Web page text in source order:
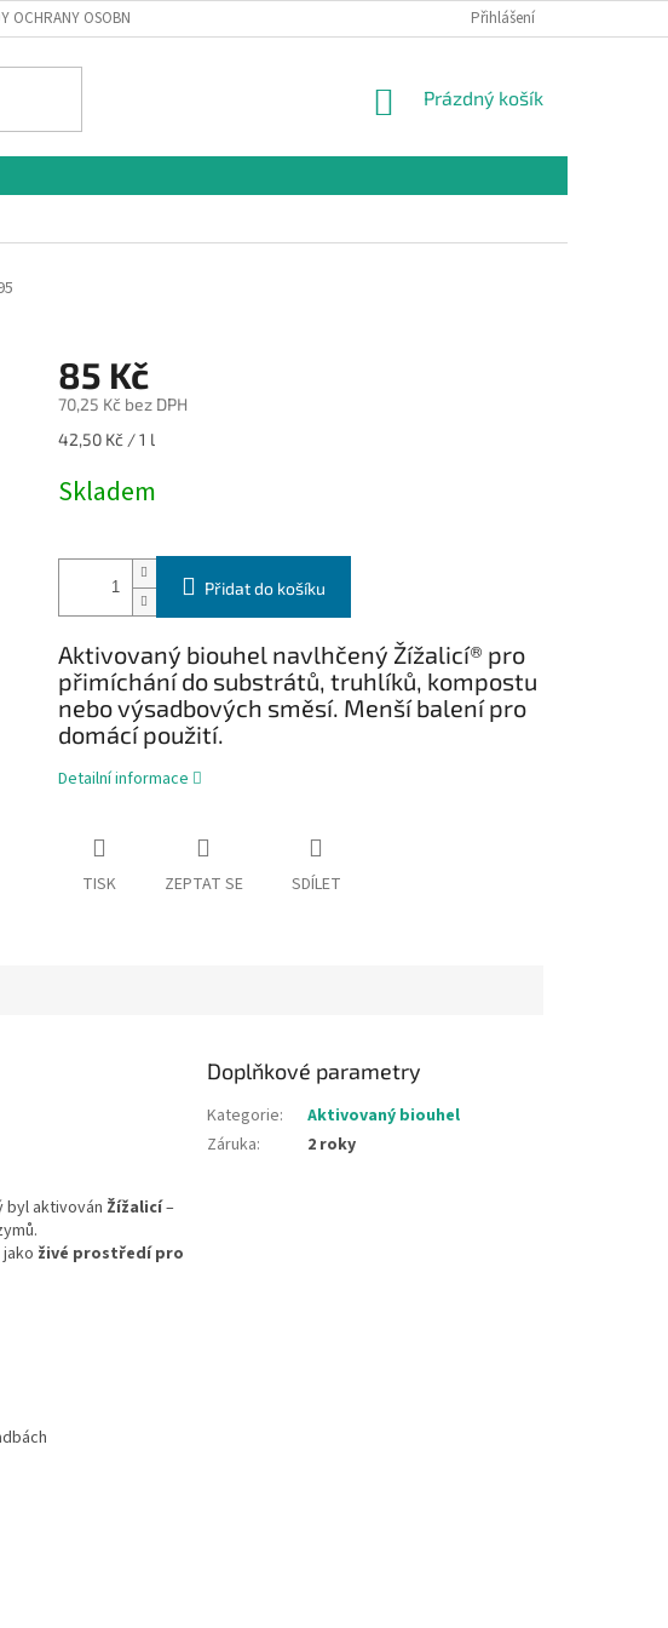
OCHRANY OSOBNÍCH ÚDAJŮ Přihlášení
NÁKUPNÍ
Prázdný košík
85 Kč
70,25 Kč bez DPH
Měrná
42,50 Kč / 1 l
Skladem
Přidat do košíku
Aktivovaný biouhel navlhčený Žížalicí® pro
přimíchání do substrátů, truhlíků, kompostu
nebo výsadbových směsí. Menší balení pro
domácí použití.
Detailní informace
TISK ZEPTAT SE SDÍLET
byl aktivován Žížalicí–
živé prostředí pro
Doplňkové parametry
Kategorie:
Aktivovaný biouhel
Záruka: 2 roky